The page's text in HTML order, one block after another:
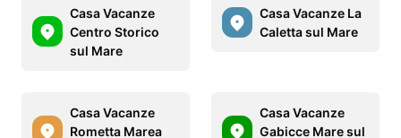
Casa Vacanze
Centro Storico
sul Mare
Casa Vacanze La
Caletta sul Mare
Casa Vacanze
Rometta Marea
Casa Vacanze
Gabicce Mare sul